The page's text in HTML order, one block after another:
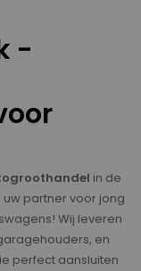
-
in de
uw partner voor jong
Wij leveren
en
perfect aansluiten